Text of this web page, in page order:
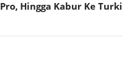
Pro, Hingga Kabur Ke Turki